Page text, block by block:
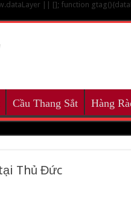
|| []; function
Cầu Thang Sắt Hàng
Thủ Đức